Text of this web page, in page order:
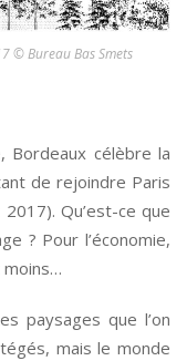
© Bureau Bas Smets
Bordeaux célèbre la
de rejoindre Paris
Qu’est-ce que
? Pour l’économie,
moins…
paysages que l’on
mais le monde